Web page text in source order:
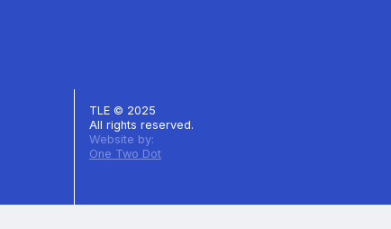
TLE © 2025
All rights reserved.
Website by:
One Two Dot